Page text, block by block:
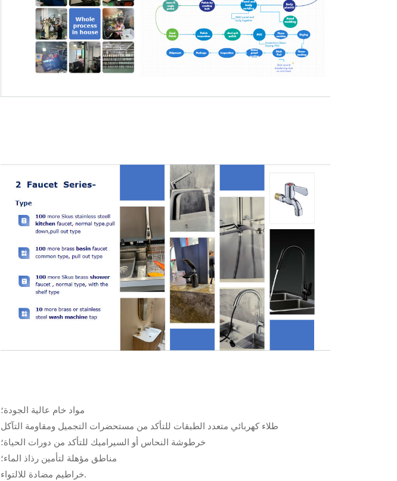
مواد خام عالية الجودة؛
طلاء كهربائي متعدد الطبقات للتأكد من مستحضرات التجميل ومقاومة التآكل
خرطوشة النحاس أو السيراميك للتأكد من دورات الحياة؛
مناطق مؤهلة لتأمين رذاذ الماء؛
خراطيم مضادة للالتواء.